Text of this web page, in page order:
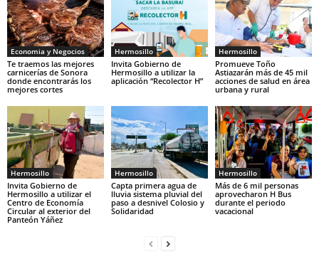
Economia y Negocios
Te traemos las mejores
carnicerías de Sonora
donde encontrarás los
mejores cortes
Hermosillo
Invita Gobierno de
Hermosillo a utilizar la
aplicación “Recolector H”
Hermosillo
Promueve Toño
Astiazarán más de 45 mil
acciones de salud en área
urbana y rural
Hermosillo
Invita Gobierno de
Hermosillo a utilizar el
Centro de Economía
Circular al exterior del
Panteón Yáñez
Hermosillo
Capta primera agua de
lluvia sistema pluvial del
paso a desnivel Colosio y
Solidaridad
Hermosillo
Más de 6 mil personas
aprovecharon H Bus
durante el periodo
vacacional